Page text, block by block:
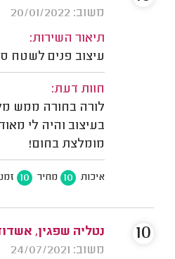
משוב: 20/01/2022
תיאור השירות:
עיצוב פנים לשטח
חוות דעת:
לורה בחורה ממש
בעיצוב והיה לי
מומלצת בחום!
איכות 10 מחיר 10
נטליה שפגין,
משוב: 24/07/2021
10